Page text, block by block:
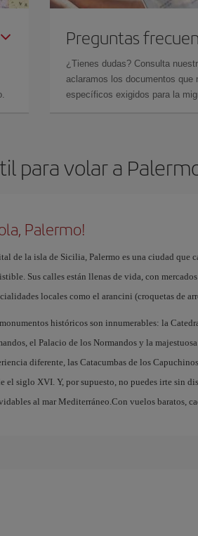
Preguntas
¿Tienes dudas? Consulta
aclaramos los documentos
específicos exigidos para la
para volar a
Palermo!
de la isla de Sicilia, Palermo es una ciudad que
Sus calles están llenas de vida, con
locales como el arancini (croquetas de
históricos son innumerables: la
el Palacio de los Normandos y la
diferente, las Catacumbas de los
el siglo XVI. Y, por supuesto, no puedes irte sin
al mar Mediterráneo.Con vuelos baratos,